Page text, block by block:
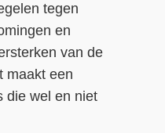
tegen
en
van de
maakt een
die wel en niet